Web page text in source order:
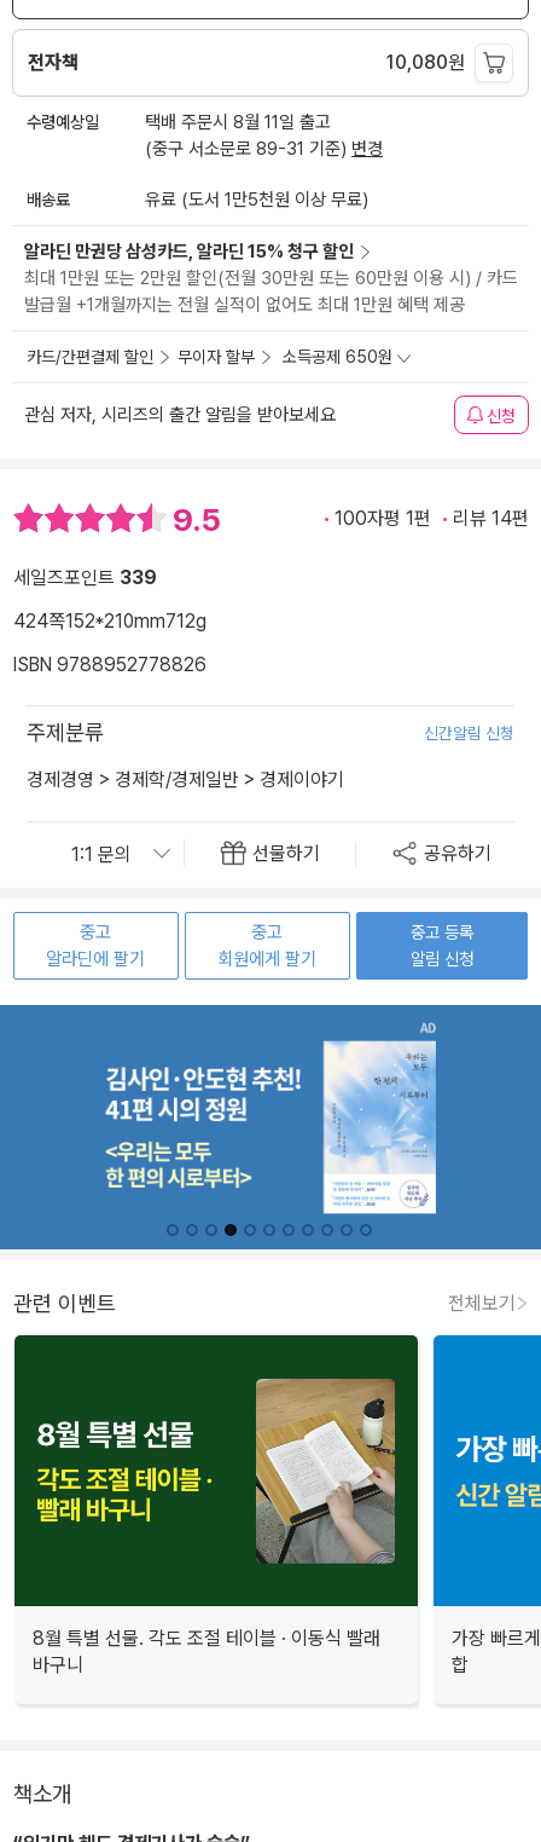
전자책 10,080원
수령예상일
택배 주문시 8월 11일 출고
(중구 서소문로 89-31 기준) 변경
배송료 유료 (도서 1만5천원 이상 무료)
알라딘 만권당 삼성카드, 알라딘 15% 청구 할인
최대 1만원 또는 2만원 할인(전월 30만원 또는 60만원 이용 시) / 카드
발급월 +1개월까지는 전월 실적이 없어도 최대 1만원 혜택 제공
카드/간편결제 할인 무이자 할부 소득공제 650원
관심 저자, 시리즈의 출간 알림을 받아보세요 신청
9.5 100자평 1편 리뷰 14편
세일즈포인트 339
424쪽152*210mm712g
ISBN 9788952778826
주제분류 신간알림 신청
경제경영 > 경제학/경제일반 > 경제이야기
선물하기 공유하기
중고
알라딘에 팔기
중고
회원에게 팔기
중고 등록
알림 신청
관련 이벤트 전체보기
8월 특별 선물. 각도 조절 테이블 · 이동식 빨래
바구니
가장 빠르
합
책소개